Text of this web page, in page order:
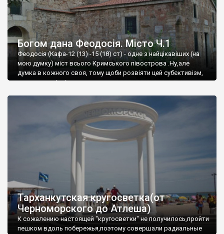
Богом дана Феодосія. Місто Ч.1
Феодосія (Кафа-12 (13) -15 (18) ст) - одне з найцікавіших (на
мою думку) міст всього Кримського півострова .Ну,але
думка в кожного своя, тому щоби розвіяти цей субєктивізм,
запрошую відвідати це
Тарханкутская кругосветка(от
Черноморского до Атлеша)
К сожалению настоящей "кругосветки" не получилось,пройти
пешком вдоль побережья,поэтому совершали радиальные